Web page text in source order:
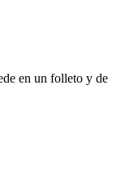
en un folleto y de